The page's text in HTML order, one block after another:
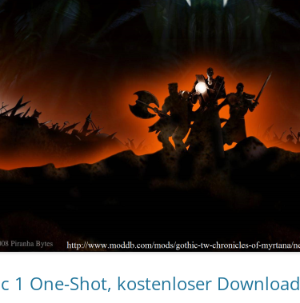
1 One-Shot, kostenloser Download